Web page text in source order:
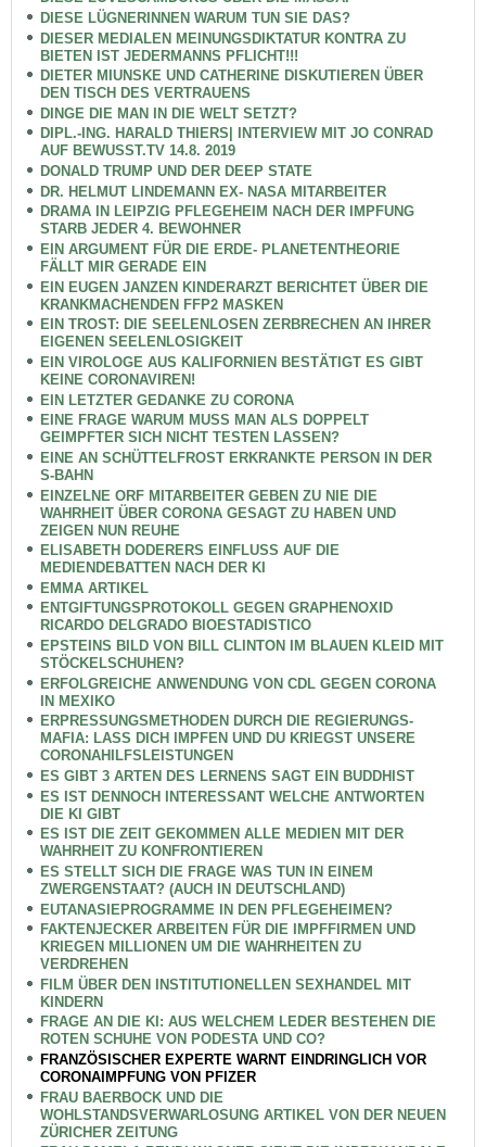
DIESE LÜGNERINNEN WARUM TUN SIE DAS?
DIESER MEDIALEN MEINUNGSDIKTATUR KONTRA ZU
BIETEN IST JEDERMANNS PFLICHT!!!
DIETER MIUNSKE UND CATHERINE DISKUTIEREN ÜBER
DEN TISCH DES VERTRAUENS
DINGE DIE MAN IN DIE WELT SETZT?
DIPL.-ING. HARALD THIERS| INTERVIEW MIT JO CONRAD
AUF BEWUSST.TV 14.8. 2019
DONALD TRUMP UND DER DEEP STATE
DR. HELMUT LINDEMANN EX- NASA MITARBEITER
DRAMA IN LEIPZIG PFLEGEHEIM NACH DER IMPFUNG
STARB JEDER 4. BEWOHNER
EIN ARGUMENT FÜR DIE ERDE- PLANETENTHEORIE
FÄLLT MIR GERADE EIN
EIN EUGEN JANZEN KINDERARZT BERICHTET ÜBER DIE
KRANKMACHENDEN FFP2 MASKEN
EIN TROST: DIE SEELENLOSEN ZERBRECHEN AN IHRER
EIGENEN SEELENLOSIGKEIT
EIN VIROLOGE AUS KALIFORNIEN BESTÄTIGT ES GIBT
KEINE CORONAVIREN!
EIN LETZTER GEDANKE ZU CORONA
EINE FRAGE WARUM MUSS MAN ALS DOPPELT
GEIMPFTER SICH NICHT TESTEN LASSEN?
EINE AN SCHÜTTELFROST ERKRANKTE PERSON IN DER
S-BAHN
EINZELNE ORF MITARBEITER GEBEN ZU NIE DIE
WAHRHEIT ÜBER CORONA GESAGT ZU HABEN UND
ZEIGEN NUN REUHE
ELISABETH DODERERS EINFLUSS AUF DIE
MEDIENDEBATTEN NACH DER KI
EMMA ARTIKEL
ENTGIFTUNGSPROTOKOLL GEGEN GRAPHENOXID
RICARDO DELGRADO BIOESTADISTICO
EPSTEINS BILD VON BILL CLINTON IM BLAUEN KLEID MIT
STÖCKELSCHUHEN?
ERFOLGREICHE ANWENDUNG VON CDL GEGEN CORONA
IN MEXIKO
ERPRESSUNGSMETHODEN DURCH DIE REGIERUNGS-
MAFIA: LASS DICH IMPFEN UND DU KRIEGST UNSERE
CORONAHILFSLEISTUNGEN
ES GIBT 3 ARTEN DES LERNENS SAGT EIN BUDDHIST
ES IST DENNOCH INTERESSANT WELCHE ANTWORTEN
DIE KI GIBT
ES IST DIE ZEIT GEKOMMEN ALLE MEDIEN MIT DER
WAHRHEIT ZU KONFRONTIEREN
ES STELLT SICH DIE FRAGE WAS TUN IN EINEM
ZWERGENSTAAT? (AUCH IN DEUTSCHLAND)
EUTANASIEPROGRAMME IN DEN PFLEGEHEIMEN?
FAKTENJECKER ARBEITEN FÜR DIE IMPFFIRMEN UND
KRIEGEN MILLIONEN UM DIE WAHRHEITEN ZU
VERDREHEN
FILM ÜBER DEN INSTITUTIONELLEN SEXHANDEL MIT
KINDERN
FRAGE AN DIE KI: AUS WELCHEM LEDER BESTEHEN DIE
ROTEN SCHUHE VON PODESTA UND CO?
FRANZÖSISCHER EXPERTE WARNT EINDRINGLICH VOR
CORONAIMPFUNG VON PFIZER
FRAU BAERBOCK UND DIE
WOHLSTANDSVERWARLOSUNG ARTIKEL VON DER NEUEN
ZÜRICHER ZEITUNG